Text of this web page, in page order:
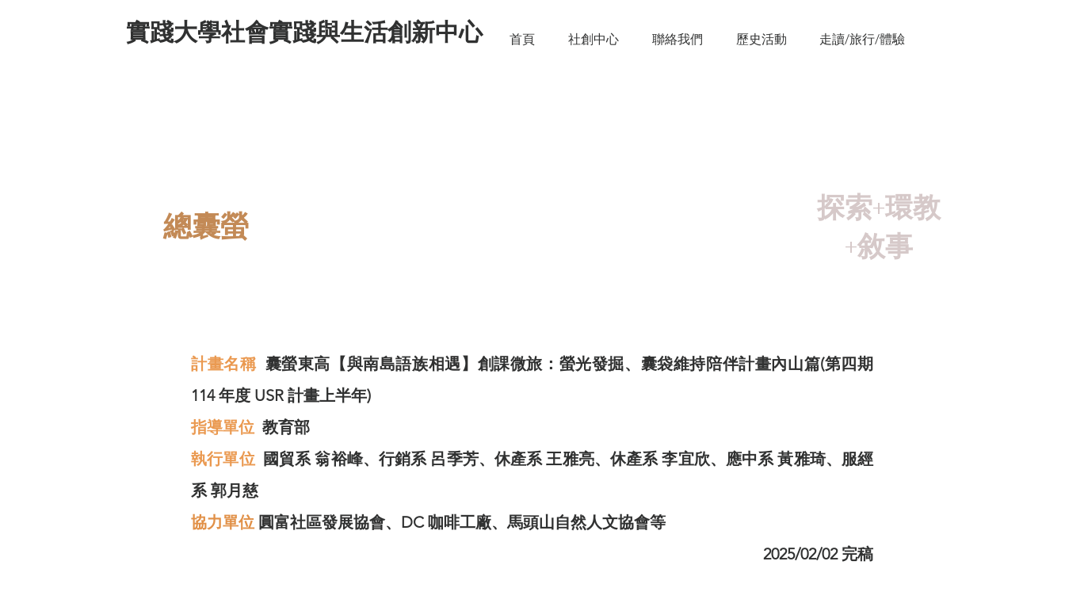
實踐大學社會實踐與生活創新中心 首頁 社創中心 聯絡我們 歷史活動 走讀/旅行/體驗
探索+環教
+敘事
總囊螢
計畫名稱 囊螢東高【與南島語族相遇】創課微旅：螢光發掘、囊袋維持陪伴計畫內山篇(第四期
114 年度 USR 計畫上半年)
指導單位 教育部
​執行單位 國貿系 翁裕峰、行銷系 呂季芳、休產系 王雅亮、休產系 李宜欣、應中系 黃雅琦、服經
系 郭月慈
協力單位 圓富社區發展協會、DC 咖啡工廠、馬頭山自然人文協會等
2025/02/02 完稿